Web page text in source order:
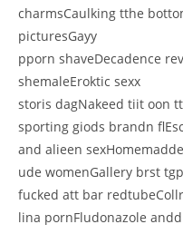
charmsCaulking tthe
picturesGayy
pporn shaveDecadence
shemaleEroktic sexx
storis dagNakeed tiit oon
sporting giods brandn
and alieen
ude womenGallery brst
fucked att bar
lina pornFludonazole